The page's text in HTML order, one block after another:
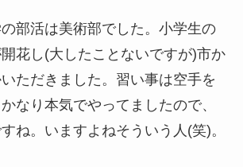
部活は美術部でした。小学生の
花し(大したことないですが)市か
ただきました。習い事は空手を
なり本気でやってましたので、
ね。いますよねそういう人(笑)。